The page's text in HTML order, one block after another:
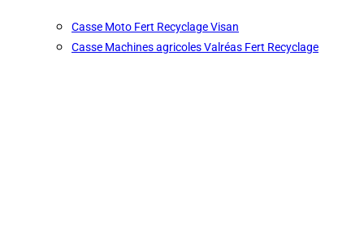
Casse Moto Fert Recyclage Visan
Casse Machines agricoles Valréas Fert Recyclage